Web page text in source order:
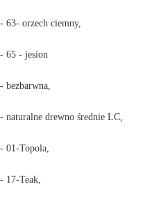
- 63- orzech ciemny,
- 65 - jesion
- bezbarwna,
- naturalne drewno średnie LC,
- 01-Topola,
- 17-Teak,